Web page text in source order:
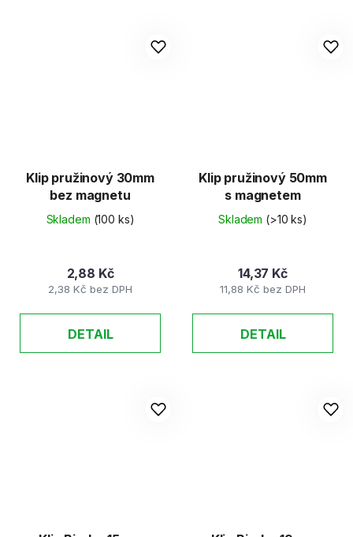
Klip pružinový 30mm
bez magnetu
Skladem (100 ks)
2,38 Kč bez DPH
2,88 Kč
DETAIL
Klip pružinový 50mm
s magnetem
Skladem (>10 ks)
11,88 Kč bez DPH
14,37 Kč
DETAIL